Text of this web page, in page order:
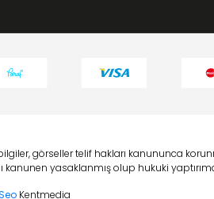
görseller telif hakları kanununca
yasaklanmış olup hukuki
Kentmedia